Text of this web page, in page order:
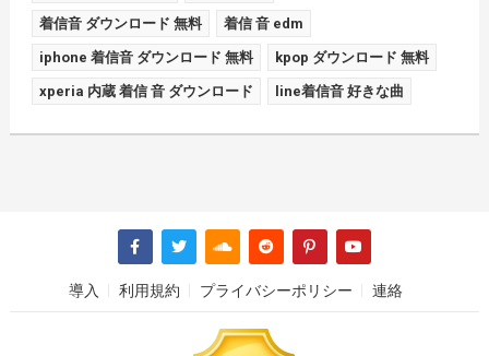
着信音 ダウンロード 無料 着信 音 edm
iphone 着信音 ダウンロード 無料 kpop ダウンロード 無料
xperia 内蔵 着信 音 ダウンロード line着信音 好きな曲
導入 利用規約 プライバシーポリシー 連絡